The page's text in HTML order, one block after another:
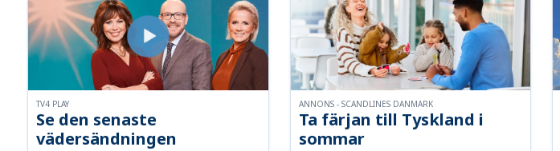
Se den senaste
vädersändningen
TV4 PLAY
Ta färjan till Tyskland i
sommar
ANNONS - SCANDLINES DANMARK